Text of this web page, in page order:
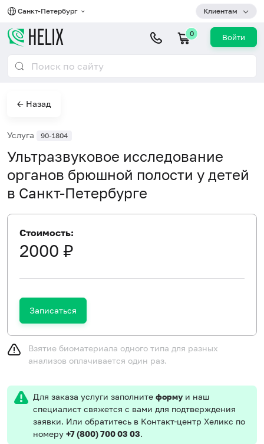
Санкт-Петербург Клиентам
0 Войти
← Назад
Услуга 90-1804
Ультразвуковое исследование
органов брюшной полости у детей
в Санкт-Петербурге
Стоимость:
2000 ₽
Записаться
Взятие биоматериала одного типа для разных
анализов оплачивается один раз.
Для заказа услуги заполните форму и наш
специалист свяжется с вами для подтверждения
заявки. Или обратитесь в Контакт-центр Хеликс по
номеру +7 (800) 700 03 03.